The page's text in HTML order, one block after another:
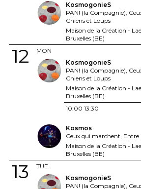
KosmogonieS
PAN! (la Compagnie),
Chiens et Loups
Maison de la Création -
Bruxelles (BE)
MON
12
KosmogonieS
PAN! (la Compagnie),
Chiens et Loups
Maison de la Création -
Bruxelles (BE)
10:00 13:30
Kosmos
Ceux qui marchent, Entre
Maison de la Création -
Bruxelles (BE)
TUE
13
KosmogonieS
PAN! (la Compagnie),